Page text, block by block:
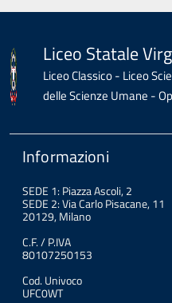
Liceo Statale
Liceo Classico - Liceo
delle Scienze Umane -
Informazioni
SEDE 1: Piazza Ascoli, 2
SEDE 2: Via Carlo Pisacane, 11
20129, Milano
C.F. / P.IVA
80107250153
Cod. Univoco
UFC0WT